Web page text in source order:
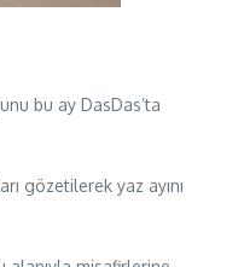
bu ay DasDas’ta
gözetilerek yaz ayını